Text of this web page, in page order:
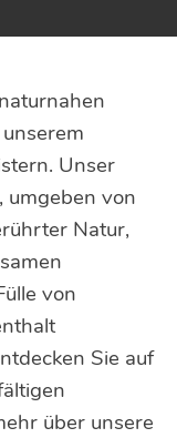
Unser
umgeben von
Natur,
von
Sie auf
über unsere